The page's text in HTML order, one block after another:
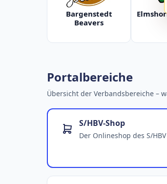
Bargenstedt
Beavers
Portalbereiche
Übersicht der Verbandsbereiche –
S/HBV-Shop
Der Onlineshop des S/HBV